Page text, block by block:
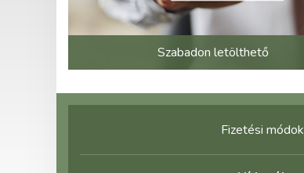
Szabadon letölthető
Fizetési módok